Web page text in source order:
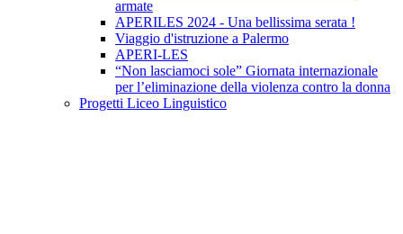
armate
APERILES 2024 - Una bellissima serata !
Viaggio d'istruzione a Palermo
APERI-LES
“Non lasciamoci sole” Giornata internazionale
per l’eliminazione della violenza contro la donna
Progetti Liceo Linguistico